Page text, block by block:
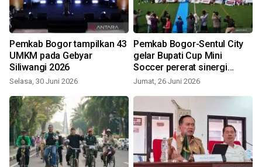
Pemkab Bogor tampilkan 43
UMKM pada Gebyar
Siliwangi 2026
Selasa, 30 Juni 2026
Pemkab Bogor-Sentul City
gelar Bupati Cup Mini
Soccer pererat sinergi
jurnalis
Jumat, 26 Juni 2026